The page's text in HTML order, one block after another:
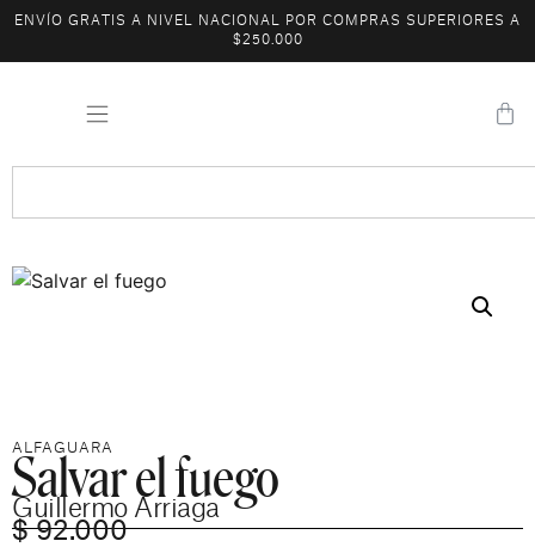
ENVÍO GRATIS A NIVEL NACIONAL POR COMPRAS SUPERIORES A
$250.000
ALFAGUARA
Salvar el fuego
Guillermo Arriaga
$92.000